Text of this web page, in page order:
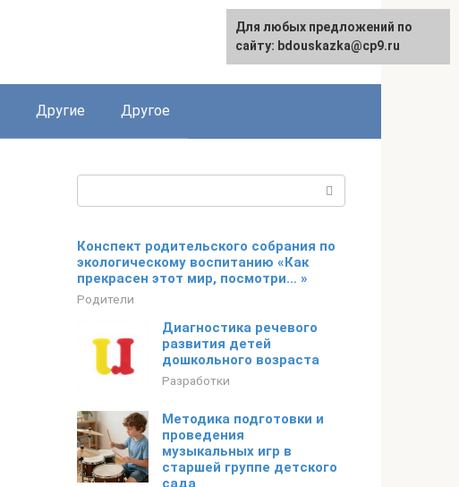
Другие Другое
Конспект родительского собрания по
экологическому воспитанию «Как
прекрасен этот мир, посмотри… »
Родители
Диагностика речевого
развития детей
дошкольного возраста
Разработки
Методика подготовки и
проведения
музыкальных игр в
старшей группе детского
сада
Для любых предложений по
сайту: bdouskazka@cp9.ru